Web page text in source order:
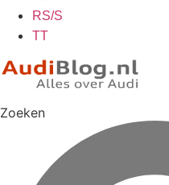
RS/S
TT
Zoeken